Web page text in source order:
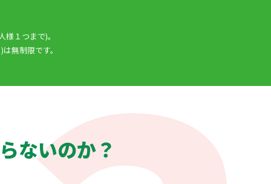
１つまで)。
無制限です。
ないのか？